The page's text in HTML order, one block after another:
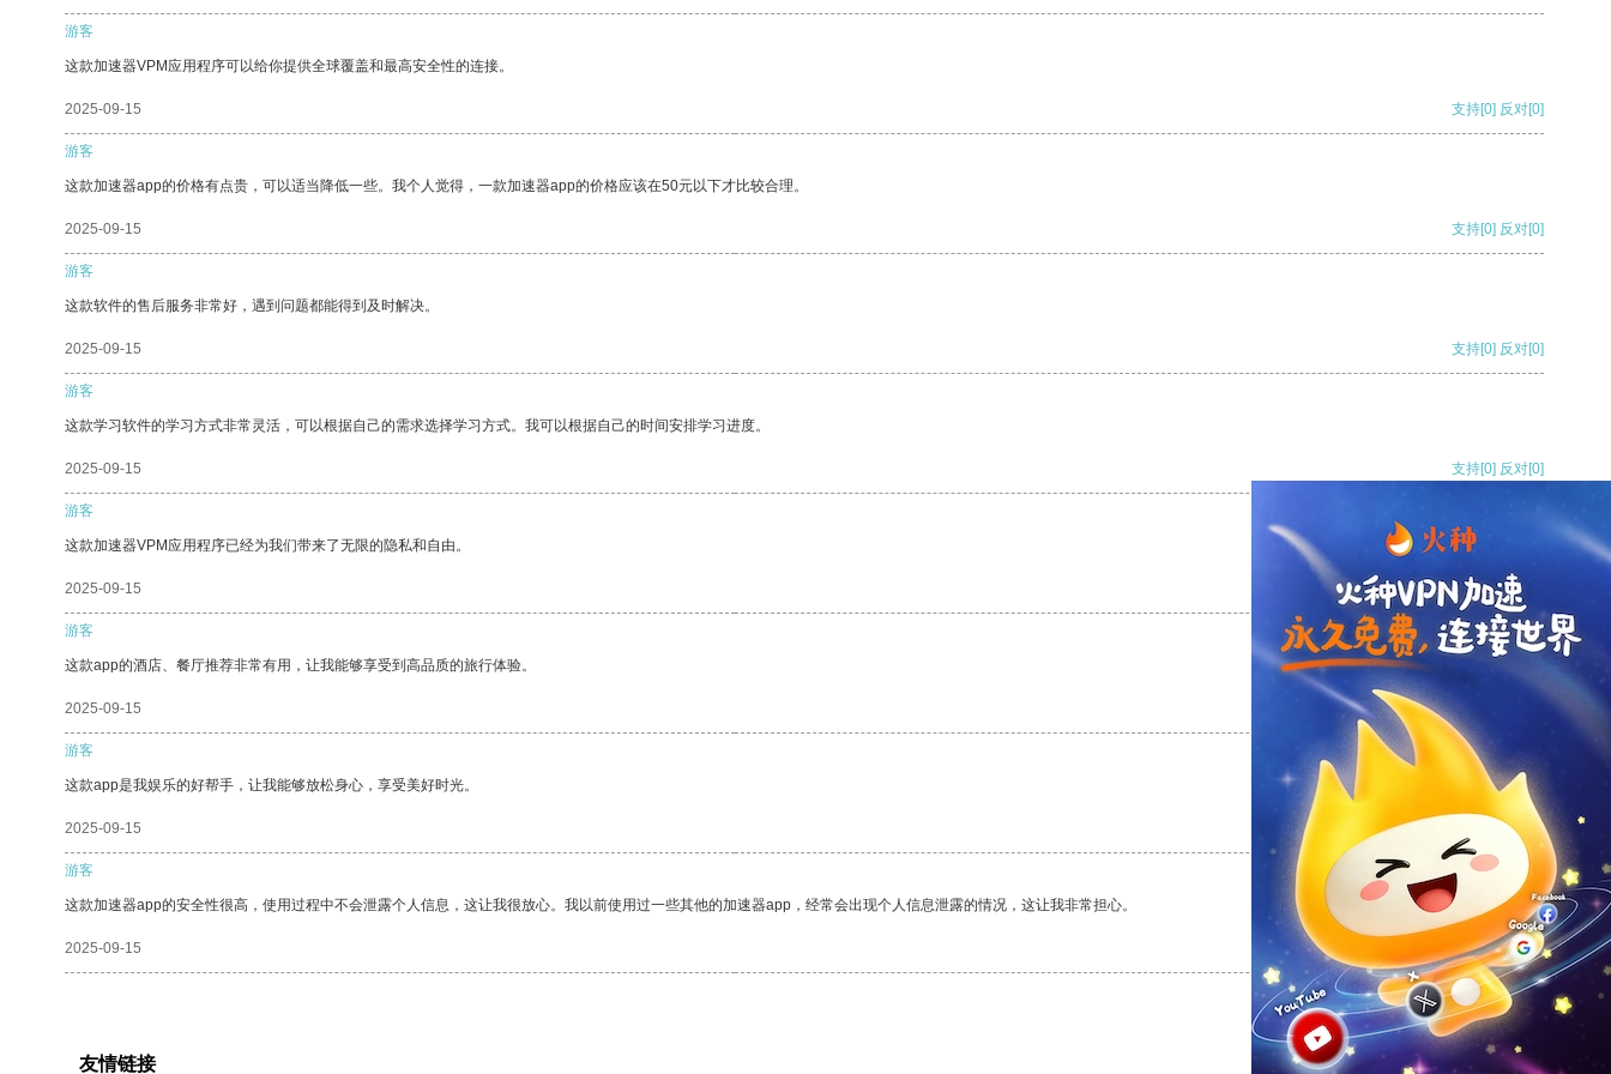
游客
这款加速器VPM应用程序可以给你提供全球覆盖和最高安全性的连接。
2025-09-15 支持[0] 反对[0]
游客
这款加速器app的价格有点贵，可以适当降低一些。我个人觉得，一款加速器app的价格应该在50元以下才比较合理。
2025-09-15 支持[0] 反对[0]
游客
这款软件的售后服务非常好，遇到问题都能得到及时解决。
2025-09-15 支持[0] 反对[0]
游客
这款学习软件的学习方式非常灵活，可以根据自己的需求选择学习方式。我可以根据自己的时间安排学习进度。
2025-09-15 支持[0] 反对[0]
游客
这款加速器VPM应用程序已经为我们带来了无限的隐私和自由。
2025-09-15 支持[0] 反对
游客
这款app的酒店、餐厅推荐非常有用，让我能够享受到高品质的旅行体验。
2025-09-15 支持
游客
这款app是我娱乐的好帮手，让我能够放松身心，享受美好时光。
2025-09-15 反对 [0]
游客
这款加速器app的安全性很高，使用过程中不会泄露个人信息，这让我很放心。我以前使用过一些其他的加速器app，经常会出现个人信息泄露的情况，这让我非常担心。
2025-09-15 支持[0] 反对[0]
友情链接